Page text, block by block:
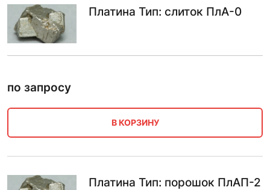
Платина Тип: слиток ПлА-0
по запросу
В КОРЗИНУ
Платина Тип: порошок ПлАП-2